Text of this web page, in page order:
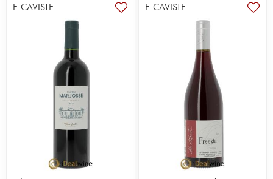
E-CAVISTE E-CAVISTE